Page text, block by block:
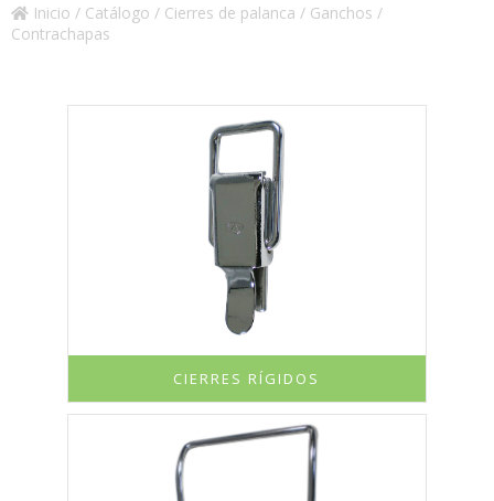
Inicio / Catálogo / Cierres de palanca / Ganchos /
Contrachapas
CIERRES RÍGIDOS